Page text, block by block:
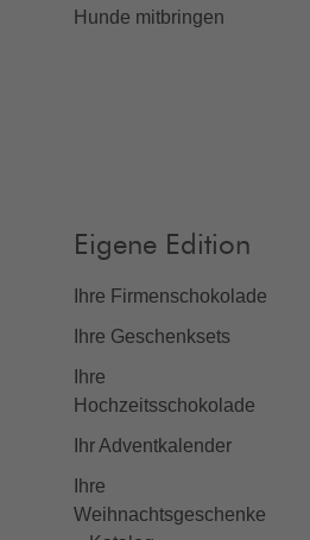
Hunde mitbringen
Eigene Edition
Ihre Firmenschokolade
Ihre Geschenksets
Ihre
Hochzeitsschokolade
Ihr Adventkalender
Ihre
Weihnachtsgeschenke